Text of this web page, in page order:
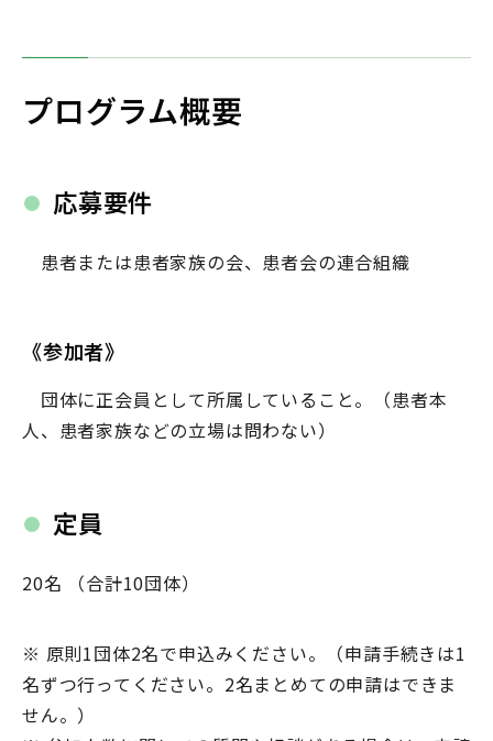
プログラム概要
応募要件
患者または患者家族の会、患者会の連合組織
《参加者》
団体に正会員として所属していること。（患者本
人、患者家族などの立場は問わない）
定員
20名 （合計10団体）
※ 原則1団体2名で申込みください。（申請手続きは1
名ずつ行ってください。2名まとめての申請はできま
せん。）